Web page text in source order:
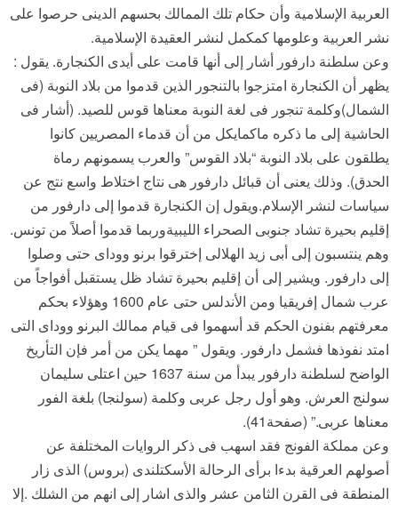
العربية الإسلامية وأن حكام تلك الممالك بحسهم الدينى حرصوا على
نشر العربية وعلومها كمكمل لنشر العقيدة الإسلامية.
وعن سلطنة دارفور أشار إلى أنها قامت على أيدى الكنجارة. يقول :
يظهر أن الكنجارة امتزجوا بالتنجور الذين قدموا من بلاد النوبة (فى
الشمال)وكلمة تنجور فى لغة النوبة معناها قوس للصيد. (أشار فى
الحاشية إلى ما ذكره ماكمايكل من أن قدماء المصريين كانوا
يطلقون على بلاد النوبة “بلاد القوس” والعرب يسمونهم رماة
الحدق). وذلك يعنى أن قبائل دارفور هى نتاج اختلاط واسع نتج عن
سياسات لنشر الإسلام.ويقول إن الكنجارة قدموا إلى دارفور من
إقليم بحيرة تشاد جنوبى الصحراء الليبيةوربما قدموا أصلاً من تونس.
وهم ينتسبون إلى أبى زيد الهلالى إخترقوا برنو ووداى حتى وصلوا
إلى دارفور. ويشير إلى أن إقليم بحيرة تشاد ظل يستقبل أفواجاً من
عرب شمال إفريقيا ومن الأندلس حتى عام 1600 وهؤلاء بحكم
معرفتهم بفنون الحكم قد أسهموا فى قيام ممالك البرنو ووداى التى
امتد نفوذها فشمل دارفور. ويقول ” مهما يكن من أمر فإن التأريخ
الواضح لسلطنة دارفور يبدأ من سنة 1637 حين اعتلى سليمان
سولنج العرش. وهو أول رجل عربى وكلمة (سولنجا) بلغة الفور
معناها عربى.” (صفحة41).
وعن مملكة الفونج فقد اسهب فى ذكر الروايات المختلفة عن
أصولهم العرقية بدءا برأى الرحالة الأسكتلندى (بروس) الذى زار
المنطقة فى القرن الثامن عشر والذى اشار إلى انهم من الشلك .إلا